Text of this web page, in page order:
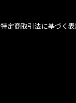
特定商取引法に基づく